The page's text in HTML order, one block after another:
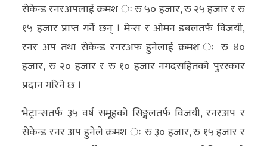
सेकेन्ड रनरअपलाई क्रमश ः रु ५० हजार, रु २५ हजार र रु
१५ हजार प्राप्त गर्ने छन् । मेन्स र ओमन डबलतर्फ विजयी,
रनर अप तथा सेकेन्ड रनरअफ हुनेलाई क्रमश ः रु ४०
हजार, रु २० हजार र रु १० हजार नगदसहितको पुरस्कार
प्रदान गरिने छ ।
भेट्रान्सतर्फ ३५ वर्ष समूहको सिङ्गलतर्फ विजयी, रनरअप र
सेकेन्ड रनर अप हुनेले क्रमश ः रु ३० हजार, रु १५ हजार र